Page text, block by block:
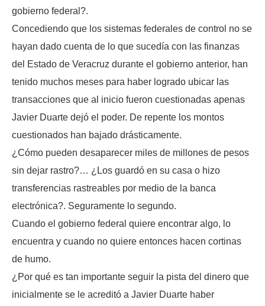
gobierno federal?.
Concediendo que los sistemas federales de control no se
hayan dado cuenta de lo que sucedía con las finanzas
del Estado de Veracruz durante el gobierno anterior, han
tenido muchos meses para haber logrado ubicar las
transacciones que al inicio fueron cuestionadas apenas
Javier Duarte dejó el poder. De repente los montos
cuestionados han bajado drásticamente.
¿Cómo pueden desaparecer miles de millones de pesos
sin dejar rastro?… ¿Los guardó en su casa o hizo
transferencias rastreables por medio de la banca
electrónica?. Seguramente lo segundo.
Cuando el gobierno federal quiere encontrar algo, lo
encuentra y cuando no quiere entonces hacen cortinas
de humo.
¿Por qué es tan importante seguir la pista del dinero que
inicialmente se le acreditó a Javier Duarte haber